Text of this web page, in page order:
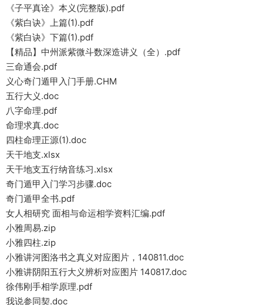
《子平真诠》本义(完整版).pdf
《紫白诀》上篇(1).pdf
《紫白诀》下篇(1).pdf
【精品】中州派紫微斗数深造讲义（全）.pdf
三命通会.pdf
义心奇门遁甲入门手册.CHM
五行大义.doc
八字命理.pdf
命理求真.doc
四柱命理正源(1).doc
天干地支.xlsx
天干地支五行纳音练习.xlsx
奇门遁甲入门学习步骤.doc
奇门遁甲全书.pdf
女人相研究 面相与命运相学资料汇编.pdf
小雅周易.zip
小雅四柱.zip
小雅讲河图洛书之真义对应图片，140811.doc
小雅讲阴阳五行大义辨析对应图片 140817.doc
徐伟刚手相学原理.pdf
我说参同契.doc